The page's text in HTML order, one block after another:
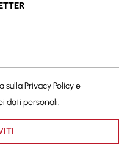
sullaPrivacy Policye
dati personali.